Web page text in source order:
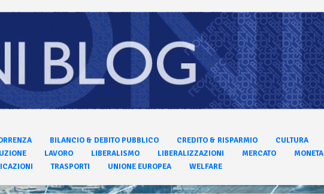
BILANCIO & DEBITO PUBBLICO CREDITO & RISPARMIO CULTURA
LAVORO LIBERALISMO LIBERALIZZAZIONI MERCATO MONETA
TRASPORTI UNIONE EUROPEA WELFARE